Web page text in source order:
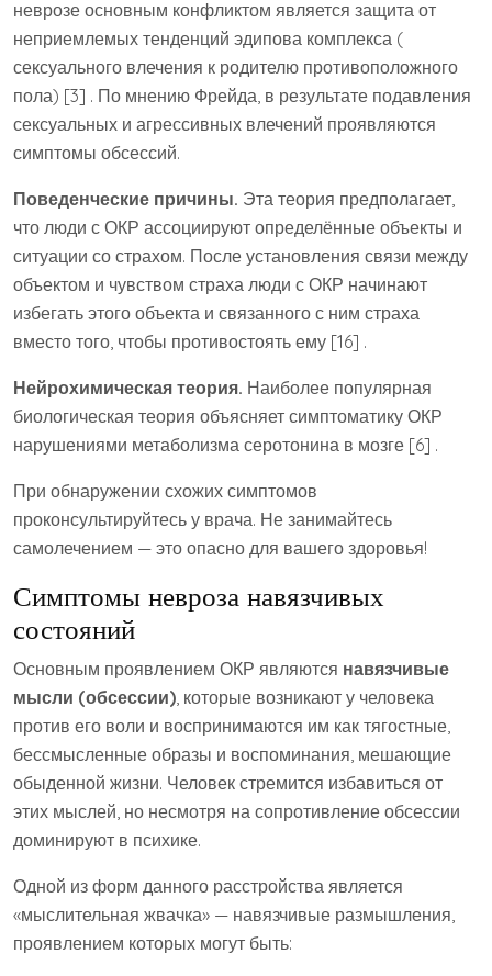
неврозе основным конфликтом является защита от
неприемлемых тенденций эдипова комплекса (
сексуального влечения к родителю противоположного
пола) [3] . По мнению Фрейда, в результате подавления
сексуальных и агрессивных влечений проявляются
симптомы обсессий.
Поведенческие причины. Эта теория предполагает,
что люди с ОКР ассоциируют определённые объекты и
ситуации со страхом. После установления связи между
объектом и чувством страха люди с ОКР начинают
избегать этого объекта и связанного с ним страха
вместо того, чтобы противостоять ему [16] .
Нейрохимическая теория. Наиболее популярная
биологическая теория объясняет симптоматику ОКР
нарушениями метаболизма серотонина в мозге [6] .
При обнаружении схожих симптомов
проконсультируйтесь у врача. Не занимайтесь
самолечением — это опасно для вашего здоровья!
Симптомы невроза навязчивых
состояний
Основным проявлением ОКР являются навязчивые
мысли (обсессии) , которые возникают у человека
против его воли и воспринимаются им как тягостные,
бессмысленные образы и воспоминания, мешающие
обыденной жизни. Человек стремится избавиться от
этих мыслей, но несмотря на сопротивление обсессии
доминируют в психике.
Одной из форм данного расстройства является
«мыслительная жвачка» — навязчивые размышления,
проявлением которых могут быть: